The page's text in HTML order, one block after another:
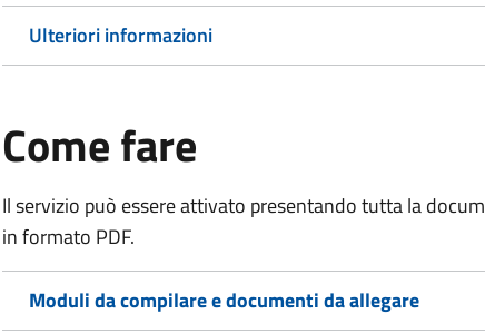
Ulteriori informazioni
Come fare
Il servizio può essere attivato presentando tutta la
in formato PDF.
Moduli da compilare e documenti da allegare